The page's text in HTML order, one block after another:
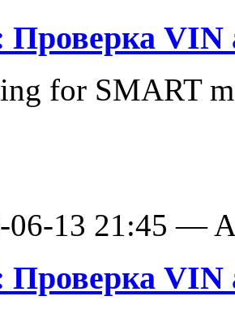
VIN
for SMART
06-13 21:45 —
VIN